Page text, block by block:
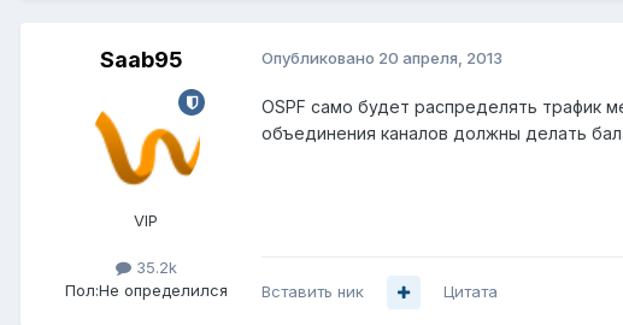
Saab95
VIP
35.2k
Пол:Не определился
Опубликовано 20 апреля, 2013
OSPF само будет распределять трафик
объединения каналов должны делать
Вставить ник Цитата